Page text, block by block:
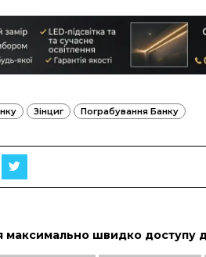
Зінциг Пограбування Банку
максимально швидко доступу